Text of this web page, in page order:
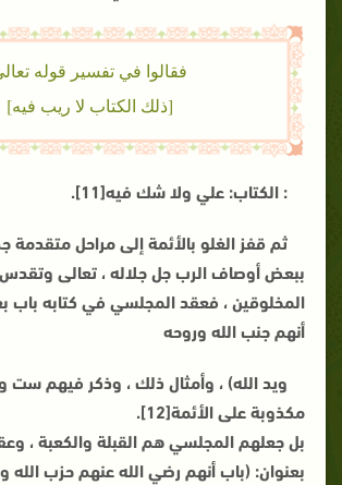
فقالوا في تفسير قوله
[ذلك الكتاب لا ريب فيه]
: الكتاب: علي ولا شك فيه[11].
ثم قفز الغلو بالأئمة إلى مراحل
ببعض أوصاف الرب جل جلاله ، تعالى
المخلوقين ، فعقد المجلسي في كتابه باب
أنهم جنب الله وروحه
ويد الله) ، وأمثال ذلك ، وذكر فيهم ست
مكذوبة على الأئمة[12].
بل جعلهم المجلسي هم القبلة والكعبة ،
بعنوان: (باب أنهم رضي الله عنهم حزب الله